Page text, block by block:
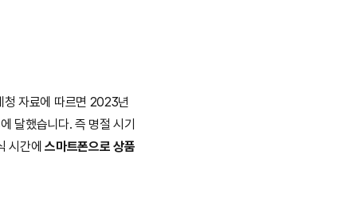
청 자료에 따르면 2023년
달했습니다. 즉 명절 시기
시간에 스마트폰으로 상품